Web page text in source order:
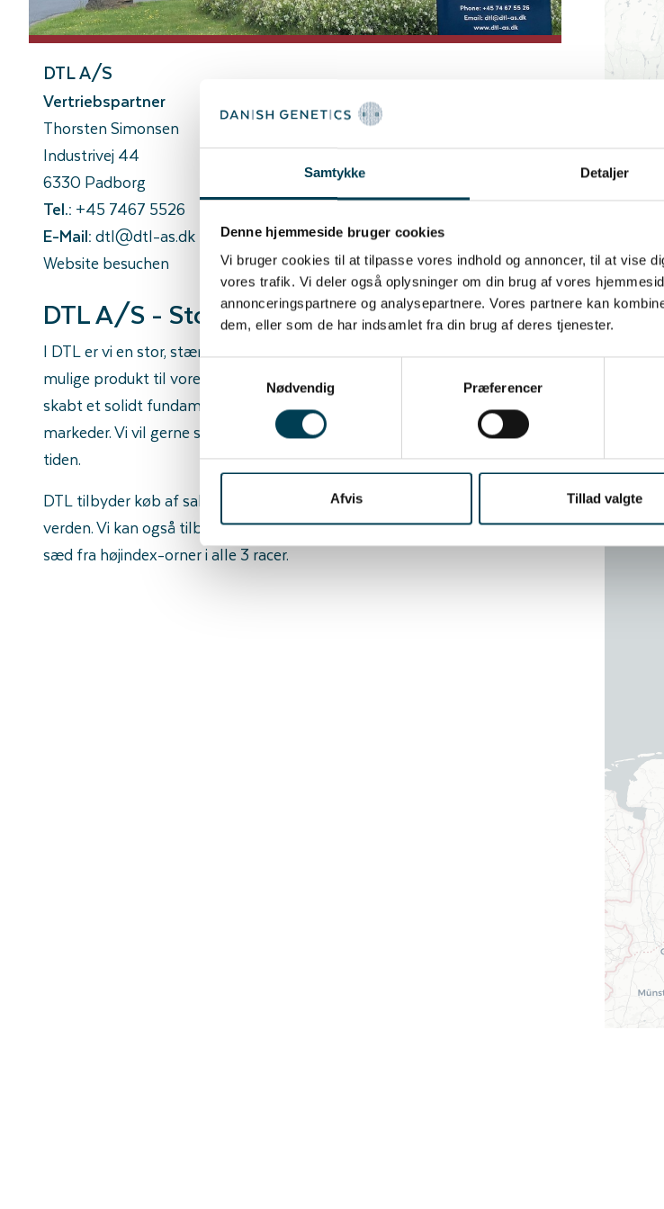
Samtykke Detaljer
Denne hjemmeside bruger cookies
Vi bruger cookies til at tilpasse vores indhold og annoncer, til at vise
vores trafik. Vi deler også oplysninger om din brug af vores
annonceringspartnere og analysepartnere. Vores partnere kan
dem, eller som de har indsamlet fra din brug af deres tjenester.
Nødvendig
Præferencer
Afvis Tillad valgte
DTL A/S
Vertriebspartner
Thorsten Simonsen
Industrivej 44
6330 Padborg
Tel.: +45 7467 5526
E-Mail:dtl@dtl-as.dk
Website besuchen
DTL A/S - Stolt Danish Genetics Partner
I DTL er vi en stor, stærk enhed, og vi brænder for at levere det bedst
mulige produkt til vores kunder. Gennem flere års intensivt arbejde har vi
skabt et solidt fundament, så vi i dag kan nå bredere ud og til flere
markeder. Vi vil gerne ses som en professionel aktør, som leverer til
tiden.
DTL tilbyder køb af salg af både renracede og krydsningspolte i hele
verden. Vi kan også tilbyde hjemmeavlsløsninger, samt formidling af
sæd fra højindex-orner i alle 3 racer.